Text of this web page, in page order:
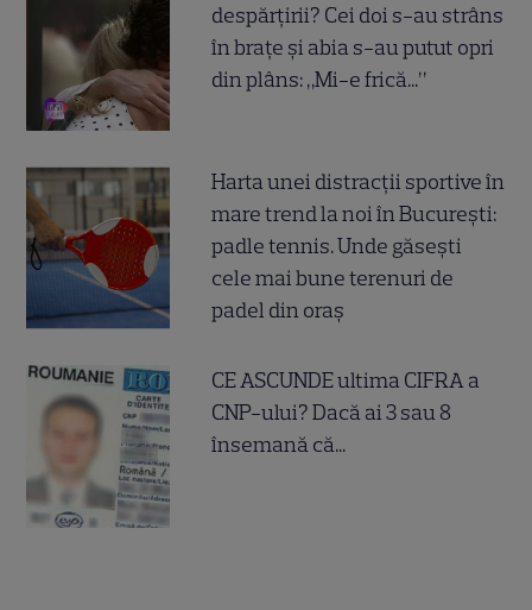
despărțirii? Cei doi s-au strâns
în brațe și abia s-au putut opri
din plâns: „Mi-e frică...”
Harta unei distracții sportive în
mare trend la noi în București:
padle tennis. Unde găsești
cele mai bune terenuri de
padel din oraș
CE ASCUNDE ultima CIFRA a
CNP-ului? Dacă ai 3 sau 8
însemană că...